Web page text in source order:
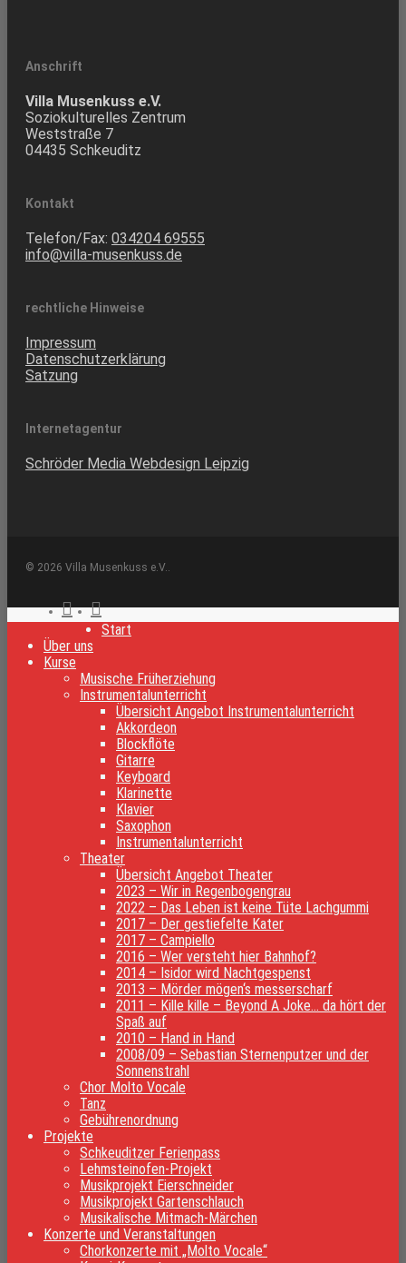
Anschrift
Villa Musenkuss e.V.
Soziokulturelles Zentrum
Weststraße 7
04435 Schkeuditz
Kontakt
Telefon/Fax: 034204 69555
info@villa-musenkuss.de
rechtliche Hinweise
Impressum
Datenschutzerklärung
Satzung
Internetagentur
Schröder Media Webdesign Leipzig
© 2026 Villa Musenkuss e.V..
facebookinstagram
Start
Über uns
Kurse
Musische Früherziehung
Instrumentalunterricht
Übersicht Angebot Instrumentalunterricht
Akkordeon
Blockflöte
Gitarre
Keyboard
Klarinette
Klavier
Saxophon
Instrumentalunterricht
Theater
Übersicht Angebot Theater
2023 – Wir in Regenbogengrau
2022 – Das Leben ist keine Tüte Lachgummi
2017 – Der gestiefelte Kater
2017 – Campiello
2016 – Wer versteht hier Bahnhof?
2014 – Isidor wird Nachtgespenst
2013 – Mörder mögen‘s messerscharf
2011 – Kille kille – Beyond A Joke… da hört der
Spaß auf
2010 – Hand in Hand
2008/09 – Sebastian Sternenputzer und der
Sonnenstrahl
Chor Molto Vocale
Tanz
Gebührenordnung
Projekte
Schkeuditzer Ferienpass
Lehmsteinofen-Projekt
Musikprojekt Eierschneider
Musikprojekt Gartenschlauch
Musikalische Mitmach-Märchen
Konzerte und Veranstaltungen
Chorkonzerte mit „Molto Vocale“